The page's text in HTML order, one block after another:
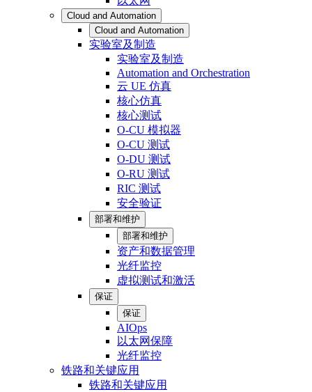
Cloud and Automation
Cloud and Automation
实验室及制造
实验室及制造
Automation and Orchestration
云 UE 仿真
核心仿真
核心测试
O-CU 模拟器
O-CU 测试
O-DU 测试
O-RU 测试
RIC 测试
安全验证
部署和维护
部署和维护
资产和数据管理
光纤监控
虚拟测试和激活
保证
保证
AIOps
以太网保障
光纤监控
铁路和关键应用
铁路和关键应用